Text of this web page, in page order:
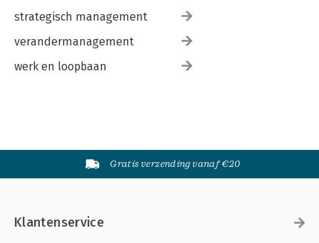
strategisch management
verandermanagement
werk en loopbaan
Gratis verzending vanaf €20
Klantenservice